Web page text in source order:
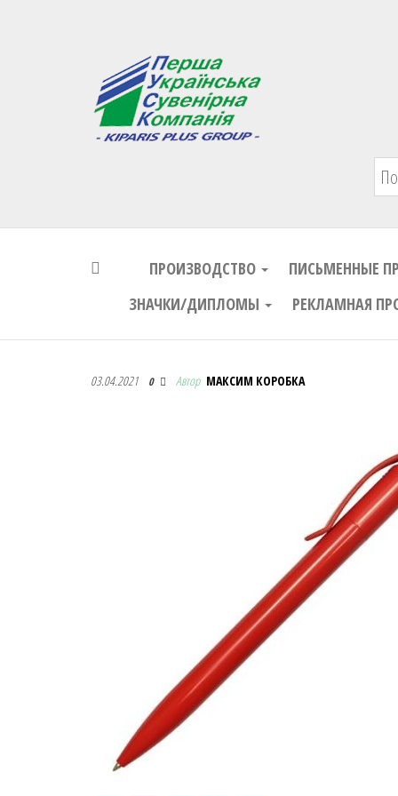
Первая Украинская Сувенирная
ПРОИЗВОДСТВО ПИСЬМЕННЫЕ
ЗНАЧКИ/ДИПЛОМЫ
РЕКЛАМНАЯ
Первая Украинская Сувенирная
03.04.2021 0 Автор МАКСИМ КОРОБКА